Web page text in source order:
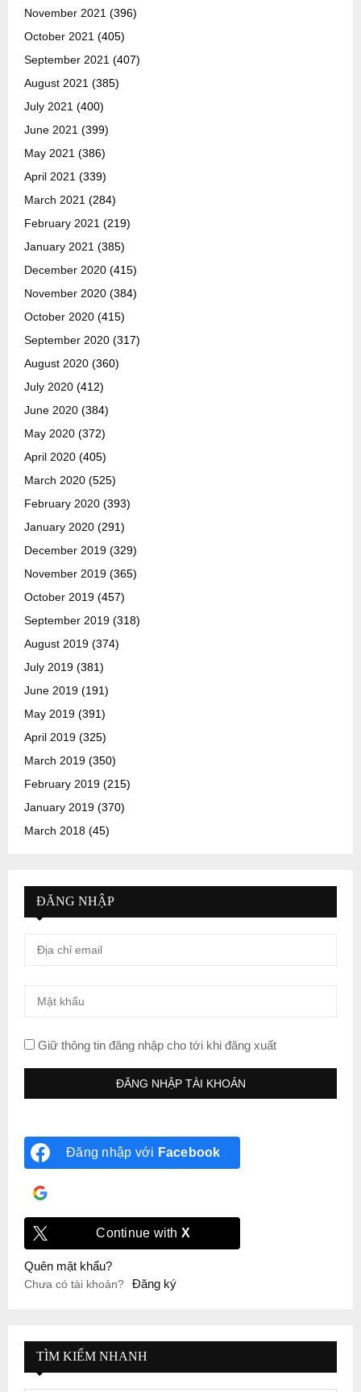
November 2021 (396)
October 2021 (405)
September 2021 (407)
August 2021 (385)
July 2021 (400)
June 2021 (399)
May 2021 (386)
April 2021 (339)
March 2021 (284)
February 2021 (219)
January 2021 (385)
December 2020 (415)
November 2020 (384)
October 2020 (415)
September 2020 (317)
August 2020 (360)
July 2020 (412)
June 2020 (384)
May 2020 (372)
April 2020 (405)
March 2020 (525)
February 2020 (393)
January 2020 (291)
December 2019 (329)
November 2019 (365)
October 2019 (457)
September 2019 (318)
August 2019 (374)
July 2019 (381)
June 2019 (191)
May 2019 (391)
April 2019 (325)
March 2019 (350)
February 2019 (215)
January 2019 (370)
March 2018 (45)
ĐĂNG NHẬP
Giữ thông tin đăng nhập cho tới khi đăng xuất
Đăng nhập với Facebook
Continue with X
Quên mật khẩu?
Chưa có tài khoản? Đăng ký
TÌM KIẾM NHANH